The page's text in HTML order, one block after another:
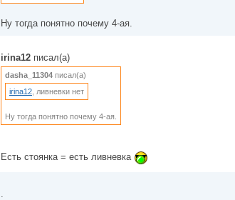
Ну тогда понятно почему 4-ая.
irina12 писал(а)
dasha_11304 писал(а)
irina12 , ливневки нет
Ну тогда понятно почему 4-ая.
Есть стоянка = есть ливневка
.